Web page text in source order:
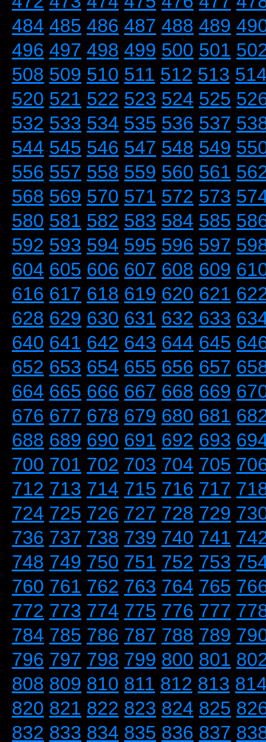
484 485 486 487 488 489
496 497 498 499 500 501
508 509 510 511 512 513
520 521 522 523 524 525
532 533 534 535 536 537
544 545 546 547 548 549
556 557 558 559 560 561
568 569 570 571 572 573
580 581 582 583 584 585
592 593 594 595 596 597
604 605 606 607 608 609
616 617 618 619 620 621
628 629 630 631 632 633
640 641 642 643 644 645
652 653 654 655 656 657
664 665 666 667 668 669
676 677 678 679 680 681
688 689 690 691 692 693
700 701 702 703 704 705
712 713 714 715 716 717
724 725 726 727 728 729
736 737 738 739 740 741
748 749 750 751 752 753
760 761 762 763 764 765
772 773 774 775 776 777
784 785 786 787 788 789
796 797 798 799 800 801
808 809 810 811 812 813
820 821 822 823 824 825
832 833 834 835 836 837